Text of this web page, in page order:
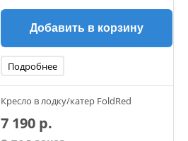
Добавить в корзину
Подробнее
Кресло в лодку/катер FoldRed
7 190 р.